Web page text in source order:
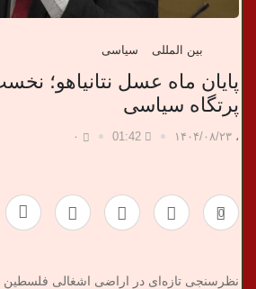
ر
ی
بین المللی سیاسی
پایان ماه عسل نتانیاهو؛
پرتگاه سیاسی
، ۱۴۰۴/۰۸/۲۳ 01:42 ۰
0
نظرسنجی تازه‌ای در اراضی اشغالی